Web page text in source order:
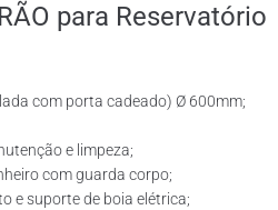
para Reservatório
com porta cadeado) Ø 600mm;
e limpeza;
com guarda corpo;
e suporte de boia elétrica;